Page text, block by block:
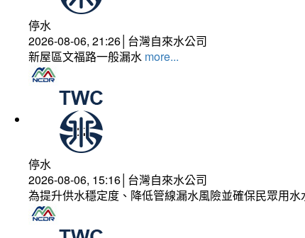
停水
2026-08-06, 21:26│台灣自來水公司
新屋區文福路一般漏水 more...
停水
2026-08-06, 15:16│台灣自來水公司
為提升供水穩定度、降低管線漏水風險並確保民眾用